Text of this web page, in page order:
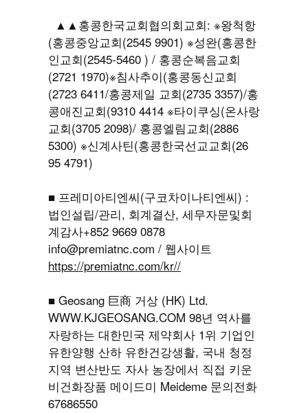
▲▲홍콩한국교회협의회교회: ※왕척항
(홍콩중앙교회(2545 9901) ※성완(홍콩한
인교회(2545-5460 ) / 홍콩순복음교회
(2721 1970)※침사추이(홍콩동신교회
(2723 6411/홍콩제일 교회(2735 3357)/홍
콩애진교회(9310 4414 ※타이쿠싱(온사랑
교회(3705 2098)/ 홍콩엘림교회(2886
5300) ※신계사틴(홍콩한국선교교회(26
95 4791)
■ 프레미아티엔씨(구코차이나티엔씨) :
법인설립/관리, 회계결산, 세무자문및회
계감사+852 9669 0878
info@premiatnc.com / 웹사이트
https://premiatnc.com/kr//
■ Geosang 巨商 거상 (HK) Ltd.
WWW.KJGEOSANG.COM 98년 역사를
자랑하는 대한민국 제약회사 1위 기업인
유한양행 산하 유한건강생활, 국내 청정
지역 변산반도 자사 농장에서 직접 키운
비건화장품 메이드미 Meideme 문의전화
67686550